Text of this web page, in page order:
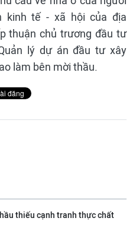
kinh tế - xã hội của địa
thuận chủ trương đầu tư
lý dự án đầu tư xây
làm bên mời thầu.
thiếu cạnh tranh thực chất